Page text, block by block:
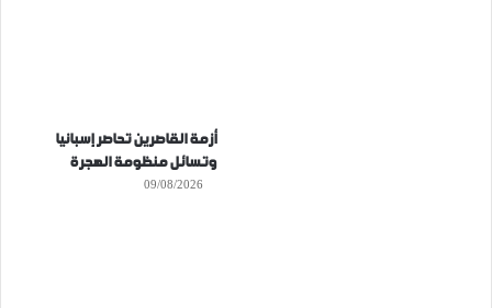
أزمة القاصرين تحاصر إسبانيا
وتسائل منظومة الهجرة
09/08/2026